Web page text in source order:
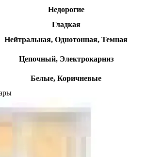
Недорогие
Гладкая
Нейтральная, Однотонная, Темная
Цепочный, Электрокарниз
Белые, Коричневые